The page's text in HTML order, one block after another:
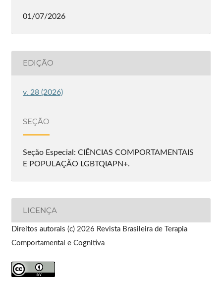
01/07/2026
EDIÇÃO
v. 28 (2026)
SEÇÃO
Seção Especial: CIÊNCIAS COMPORTAMENTAIS
E POPULAÇÃO LGBTQIAPN+.
LICENÇA
Direitos autorais (c) 2026 Revista Brasileira de Terapia
Comportamental e Cognitiva